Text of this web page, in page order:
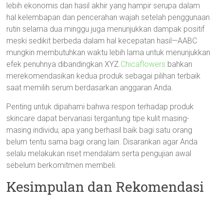
lebih ekonomis dan hasil akhir yang hampir serupa dalam
hal kelembapan dan pencerahan wajah setelah penggunaan
rutin selama dua minggu juga menunjukkan dampak positif
meski sedikit berbeda dalam hal kecepatan hasil—AABC
mungkin membutuhkan waktu lebih lama untuk menunjukkan
efek penuhnya dibandingkan XYZ. Chicaflowers bahkan
merekomendasikan kedua produk sebagai pilihan terbaik
saat memilih serum berdasarkan anggaran Anda.
Penting untuk dipahami bahwa respon terhadap produk
skincare dapat bervariasi tergantung tipe kulit masing-
masing individu; apa yang berhasil baik bagi satu orang
belum tentu sama bagi orang lain. Disarankan agar Anda
selalu melakukan riset mendalam serta pengujian awal
sebelum berkomitmen membeli.
Kesimpulan dan Rekomendasi